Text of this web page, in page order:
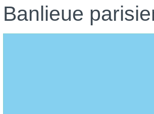
Banlieue